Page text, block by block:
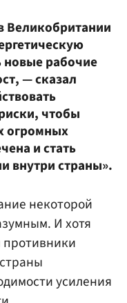
Великобритании
новые рабочие
— сказал
чтобы
огромных
и стать
внутри страны».
некоторой
И хотя
противники
усиления